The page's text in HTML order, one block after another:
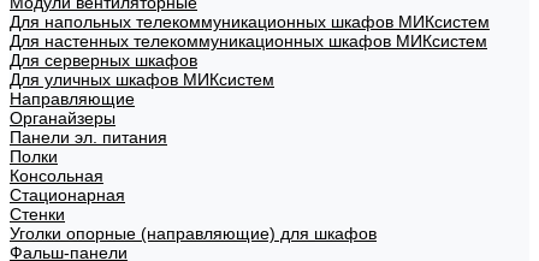
Для напольных телекоммуникационных шкафов МИКсистем
Для настенных телекоммуникационных шкафов МИКсистем
Для серверных шкафов
Для уличных шкафов МИКсистем
Направляющие
Органайзеры
Панели эл. питания
Полки
Консольная
Стационарная
Стенки
Уголки опорные (направляющие) для шкафов
Фальш-панели